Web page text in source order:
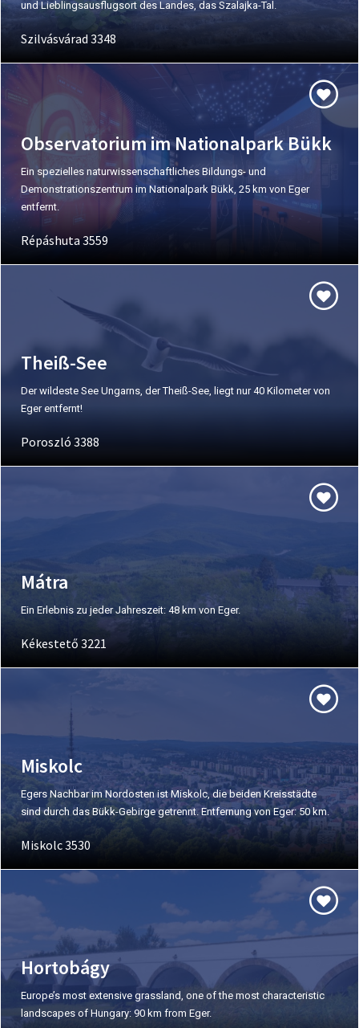
und Lieblingsausflugsort des Landes, das Szalajka-Tal.
Szilvásvárad 3348
Observatorium im Nationalpark Bükk
Ein spezielles naturwissenschaftliches Bildungs- und
Demonstrationszentrum im Nationalpark Bükk, 25 km von Eger
entfernt.
Répáshuta 3559
Theiß-See
Der wildeste See Ungarns, der Theiß-See, liegt nur 40 Kilometer von
Eger entfernt!
Poroszló 3388
Mátra
Ein Erlebnis zu jeder Jahreszeit: 48 km von Eger.
Kékestető 3221
Miskolc
Egers Nachbar im Nordosten ist Miskolc, die beiden Kreisstädte
sind durch das Bükk-Gebirge getrennt. Entfernung von Eger: 50 km.
Miskolc 3530
Hortobágy
Europe’s most extensive grassland, one of the most characteristic
landscapes of Hungary: 90 km from Eger.